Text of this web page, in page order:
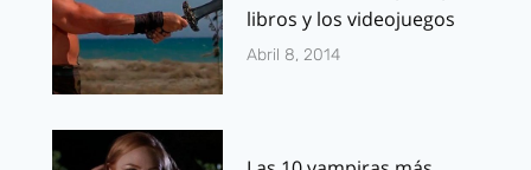
libros y los videojuegos
Abril 8, 2014